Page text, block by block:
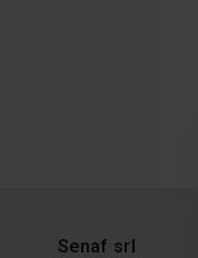
Senaf srl